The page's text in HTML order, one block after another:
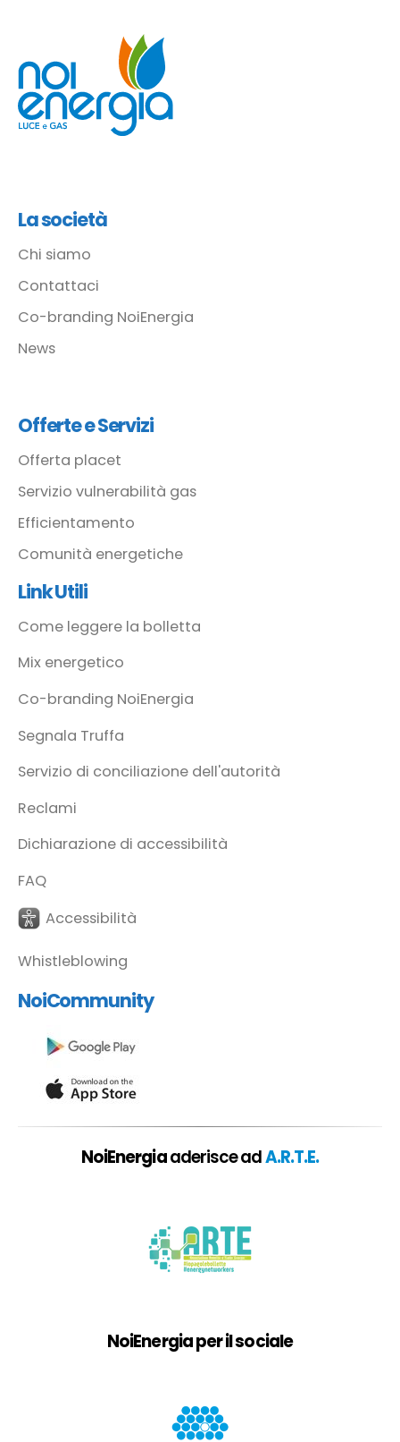
La società
Chi siamo
Contattaci
Co-branding NoiEnergia
News
Offerte e Servizi
Offerta placet
Servizio vulnerabilità gas
Efficientamento
Comunità energetiche
Link Utili
Come leggere la bolletta
Mix energetico
Co-branding NoiEnergia
Segnala Truffa
Servizio di conciliazione dell'autorità
Reclami
Dichiarazione di accessibilità
FAQ
Accessibilità
Whistleblowing
NoiCommunity
NoiEnergiaaderisce adA.R.T.E.
NoiEnergia per il sociale